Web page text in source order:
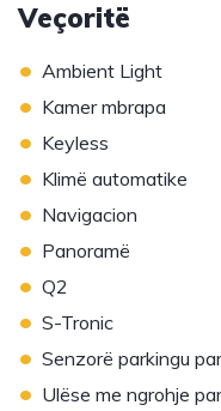
Veçoritë
• Ambient Light
• Kamer mbrapa
• Keyless
• Klimë automatike
• Navigacion
• Panoramë
• Q2
• S-Tronic
• Senzorë parkingu
• Ulëse me ngrohje